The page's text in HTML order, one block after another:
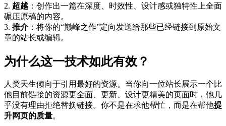
2. 超越 ：创作出一篇在深度、时效性、设计感或独特性上全面
碾压原稿的内容。
3. 推介：将你的“巅峰之作”定向发送给那些已经链接到原始文
章的站长或编辑。
为什么这一技术如此有效？
人类天生倾向于引用最好的资源。当你向一位站长展示一个比
他目前链接的资源更全面、更新、设计更精美的页面时，他几
乎没有理由拒绝替换链接。你不是在求他帮忙，而是在帮他提
升网页的质量。